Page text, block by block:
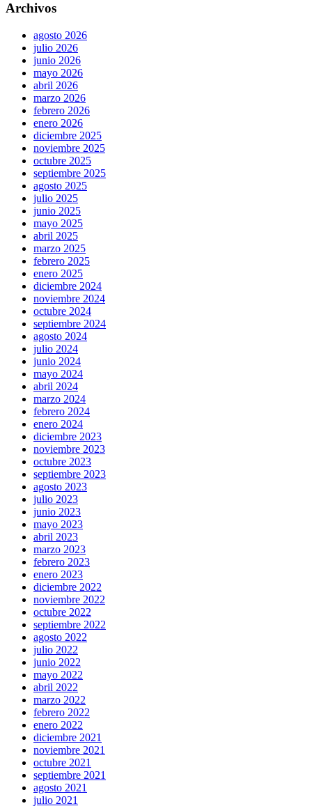
Archivos
agosto 2026
julio 2026
junio 2026
mayo 2026
abril 2026
marzo 2026
febrero 2026
enero 2026
diciembre 2025
noviembre 2025
octubre 2025
septiembre 2025
agosto 2025
julio 2025
junio 2025
mayo 2025
abril 2025
marzo 2025
febrero 2025
enero 2025
diciembre 2024
noviembre 2024
octubre 2024
septiembre 2024
agosto 2024
julio 2024
junio 2024
mayo 2024
abril 2024
marzo 2024
febrero 2024
enero 2024
diciembre 2023
noviembre 2023
octubre 2023
septiembre 2023
agosto 2023
julio 2023
junio 2023
mayo 2023
abril 2023
marzo 2023
febrero 2023
enero 2023
diciembre 2022
noviembre 2022
octubre 2022
septiembre 2022
agosto 2022
julio 2022
junio 2022
mayo 2022
abril 2022
marzo 2022
febrero 2022
enero 2022
diciembre 2021
noviembre 2021
octubre 2021
septiembre 2021
agosto 2021
julio 2021